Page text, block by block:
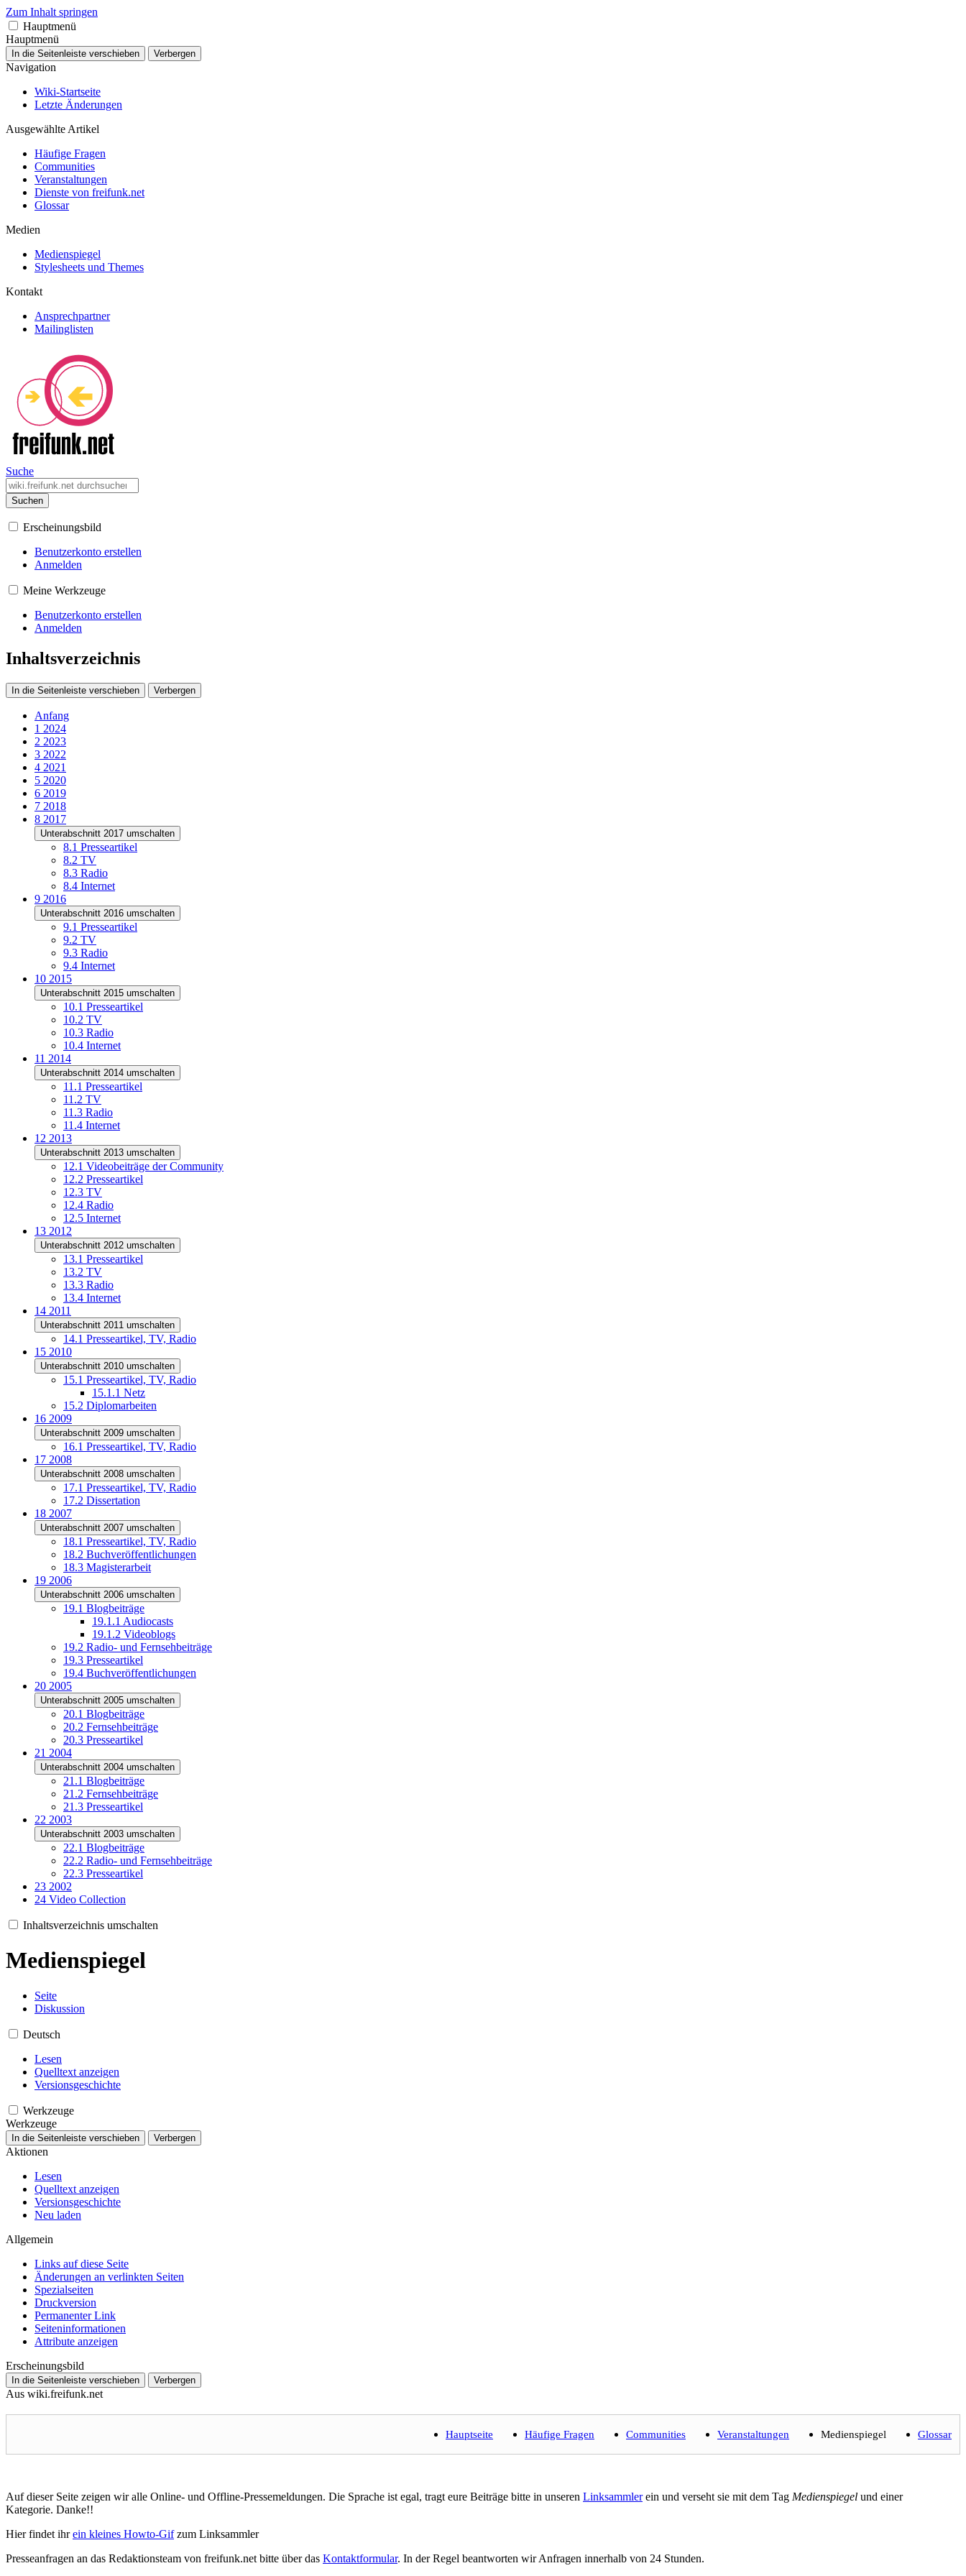
Zum Inhalt springen
Hauptmenü
Hauptmenü
In die Seitenleiste verschieben Verbergen
Navigation
Wiki-Startseite
Letzte Änderungen
Ausgewählte Artikel
Häufige Fragen
Communities
Veranstaltungen
Dienste von freifunk.net
Glossar
Medien
Medienspiegel
Stylesheets und Themes
Kontakt
Ansprechpartner
Mailinglisten
Suche
Suchen
Erscheinungsbild
Benutzerkonto erstellen
Anmelden
Meine Werkzeuge
Benutzerkonto erstellen
Anmelden
Inhaltsverzeichnis
In die Seitenleiste verschieben Verbergen
Anfang
1 2024
2 2023
3 2022
4 2021
5 2020
6 2019
7 2018
8 2017
Unterabschnitt 2017 umschalten
8.1 Presseartikel
8.2 TV
8.3 Radio
8.4 Internet
9 2016
Unterabschnitt 2016 umschalten
9.1 Presseartikel
9.2 TV
9.3 Radio
9.4 Internet
10 2015
Unterabschnitt 2015 umschalten
10.1 Presseartikel
10.2 TV
10.3 Radio
10.4 Internet
11 2014
Unterabschnitt 2014 umschalten
11.1 Presseartikel
11.2 TV
11.3 Radio
11.4 Internet
12 2013
Unterabschnitt 2013 umschalten
12.1 Videobeiträge der Community
12.2 Presseartikel
12.3 TV
12.4 Radio
12.5 Internet
13 2012
Unterabschnitt 2012 umschalten
13.1 Presseartikel
13.2 TV
13.3 Radio
13.4 Internet
14 2011
Unterabschnitt 2011 umschalten
14.1 Presseartikel, TV, Radio
15 2010
Unterabschnitt 2010 umschalten
15.1 Presseartikel, TV, Radio
15.1.1 Netz
15.2 Diplomarbeiten
16 2009
Unterabschnitt 2009 umschalten
16.1 Presseartikel, TV, Radio
17 2008
Unterabschnitt 2008 umschalten
17.1 Presseartikel, TV, Radio
17.2 Dissertation
18 2007
Unterabschnitt 2007 umschalten
18.1 Presseartikel, TV, Radio
18.2 Buchveröffentlichungen
18.3 Magisterarbeit
19 2006
Unterabschnitt 2006 umschalten
19.1 Blogbeiträge
19.1.1 Audiocasts
19.1.2 Videoblogs
19.2 Radio- und Fernsehbeiträge
19.3 Presseartikel
19.4 Buchveröffentlichungen
20 2005
Unterabschnitt 2005 umschalten
20.1 Blogbeiträge
20.2 Fernsehbeiträge
20.3 Presseartikel
21 2004
Unterabschnitt 2004 umschalten
21.1 Blogbeiträge
21.2 Fernsehbeiträge
21.3 Presseartikel
22 2003
Unterabschnitt 2003 umschalten
22.1 Blogbeiträge
22.2 Radio- und Fernsehbeiträge
22.3 Presseartikel
23 2002
24 Video Collection
Inhaltsverzeichnis umschalten
Medienspiegel
Seite
Diskussion
Deutsch
Lesen
Quelltext anzeigen
Versionsgeschichte
Werkzeuge
Werkzeuge
In die Seitenleiste verschieben Verbergen
Aktionen
Lesen
Quelltext anzeigen
Versionsgeschichte
Neu laden
Allgemein
Links auf diese Seite
Änderungen an verlinkten Seiten
Spezialseiten
Druckversion
Permanenter Link
Seiten­­informationen
Attribute anzeigen
Erscheinungsbild
In die Seitenleiste verschieben Verbergen
Aus wiki.freifunk.net
Hauptseite Häufige Fragen Communities Veranstaltungen Medienspiegel Glossar
Auf dieser Seite zeigen wir alle Online- und Offline-Pressemeldungen. Die Sprache ist egal, tragt eure Beiträge bitte in unseren Linksammlerein und verseht sie mit dem Tag Medienspiegel und einer
Kategorie. Danke!!
Hier findet ihrein kleines Howto-Gifzum Linksammler
Presseanfragen an das Redaktionsteam von freifunk.net bitte über das Kontaktformular. In der Regel beantworten wir Anfragen innerhalb von 24 Stunden.